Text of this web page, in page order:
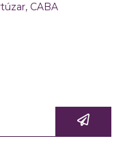
CABA